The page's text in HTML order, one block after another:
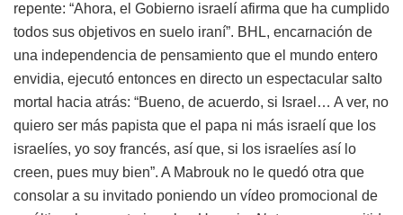
repente: “Ahora, el Gobierno israelí afirma que ha cumplido
todos sus objetivos en suelo iraní”. BHL, encarnación de
una independencia de pensamiento que el mundo entero
envidia, ejecutó entonces en directo un espectacular salto
mortal hacia atrás: “Bueno, de acuerdo, si Israel… A ver, no
quiero ser más papista que el papa ni más israelí que los
israelíes, yo soy francés, así que, si los israelíes así lo
creen, pues muy bien”. A Mabrouk no le quedó otra que
consolar a su invitado poniendo un vídeo promocional de